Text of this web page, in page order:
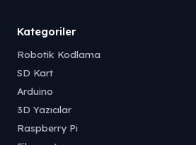
Kategoriler
Robotik Kodlama
SD Kart
Arduino
3D Yazıcılar
Raspberry Pi